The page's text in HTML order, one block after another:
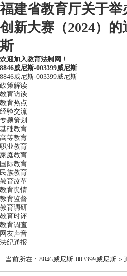
福建省教育厅关于
创新大赛（2024）的
斯
欢迎加入教育法制网！
8846威尼斯-003399威尼斯
8846威尼斯-003399威尼斯
政策解读
教育访谈
教育热点
经验交流
专题策划
基础教育
高等教育
职业教育
家庭教育
国际教育
民族教育
教育改革
教育舆情
教育监督
教育调研
教育时评
教育调查
网友声音
法纪通报
当前所在： 8846威尼斯-003399威尼斯 >